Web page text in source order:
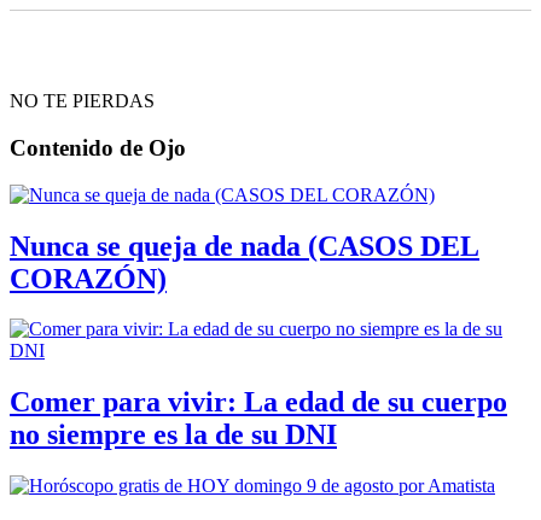
NO TE PIERDAS
Contenido de Ojo
Nunca se queja de nada (CASOS DEL
CORAZÓN)
Comer para vivir: La edad de su cuerpo
no siempre es la de su DNI